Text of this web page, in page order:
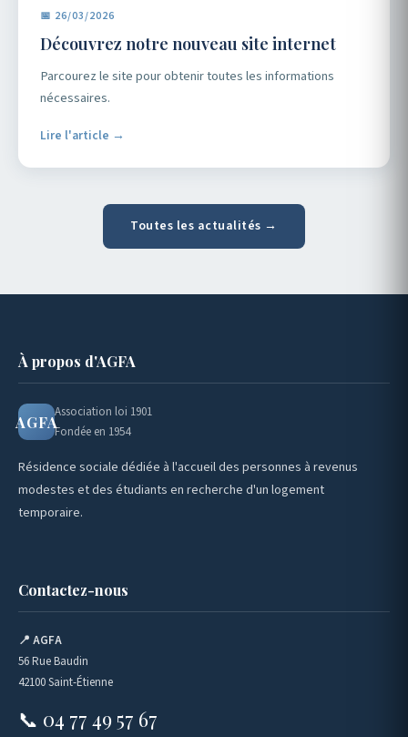
📅 26/03/2026
Découvrez notre nouveau site internet
Parcourez le site pour obtenir toutes les informations
nécessaires.
Lire l'article →
Toutes les actualités →
À propos d'AGFA
AGFA
Association loi 1901
Fondée en 1954
Résidence sociale dédiée à l'accueil des personnes à revenus
modestes et des étudiants en recherche d'un logement
temporaire.
Contactez-nous
📍 AGFA
56 Rue Baudin
42100 Saint-Étienne
📞 04 77 49 57 67